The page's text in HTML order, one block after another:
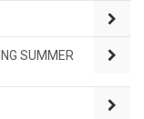
SUMMER